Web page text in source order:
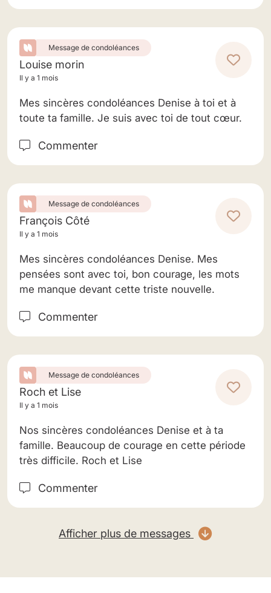
Message de condoléances
Louise morin
Il y a 1 mois
Mes sincères condoléances Denise à toi et à
toute ta famille. Je suis avec toi de tout cœur.
Commenter
Message de condoléances
François Côté
Il y a 1 mois
Mes sincères condoléances Denise. Mes
pensées sont avec toi, bon courage, les mots
me manque devant cette triste nouvelle.
Commenter
Message de condoléances
Roch et Lise
Il y a 1 mois
Nos sincères condoléances Denise et à ta
famille. Beaucoup de courage en cette période
très difficile. Roch et Lise
Commenter
Afficher plus de messages